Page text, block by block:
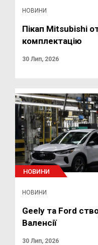
НОВИНИ
Пікап Mitsubishi
комплектацію
30 Лип, 2026
НОВИНИ
НОВИНИ
Geely та Ford
Валенсії
30 Лип, 2026